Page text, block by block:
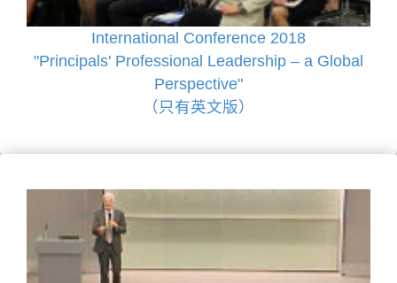
International Conference 2018
"Principals' Professional Leadership – a Global
Perspective"
（只有英文版）